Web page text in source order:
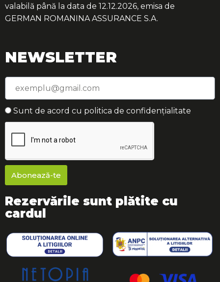
valabilă până la data de 12.12.2026, emisa de
GERMAN ROMANINA ASSURANCE S.A.
NEWSLETTER
Sunt de acord cu politica de confidențialitate
Abonează-te
Rezervările sunt plătite cu
cardul